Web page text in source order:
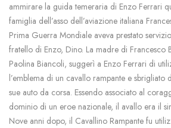
ammirare la guida temeraria di Enzo Ferrari
famiglia dell’asso dell’aviazione italiana
Prima Guerra Mondiale aveva prestato
fratello di Enzo, Dino. La madre di Francesco
Paolina Biancoli, suggerì a Enzo Ferrari di
l’emblema di un cavallo rampante e sbrigliato
sue auto da corsa. Essendo associato al
dominio di un eroe nazionale, il avallo era il
Nove anni dopo, il Cavallino Rampante fu